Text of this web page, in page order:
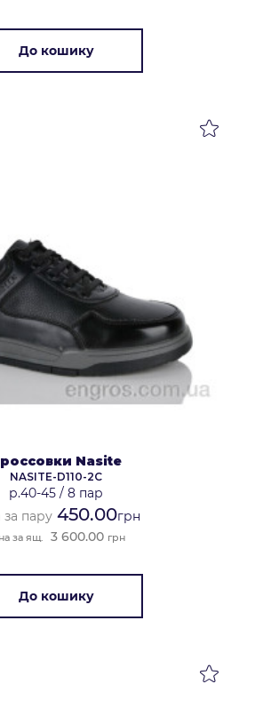
До кошику
Nasite
NASITE-D110-2C
р.40-45 / 8 пар
за пару 450.00грн
за ящ. 3 600.00 грн
До кошику